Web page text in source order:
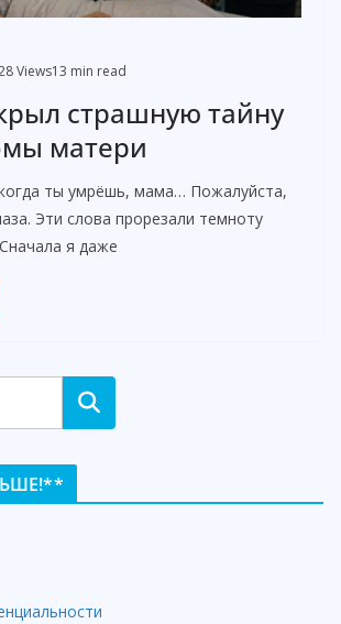
Views13 min read
страшную тайну
матери
ты умрёшь, мама… Пожалуйста,
Эти слова прорезали темноту
я даже
Search